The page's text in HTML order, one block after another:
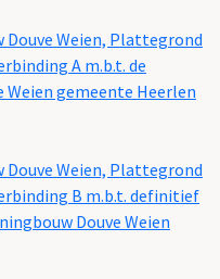
Weien, Plattegrond
A m.b.t. de
gemeente Heerlen
Weien, Plattegrond
B m.b.t. definitief
Douve Weien